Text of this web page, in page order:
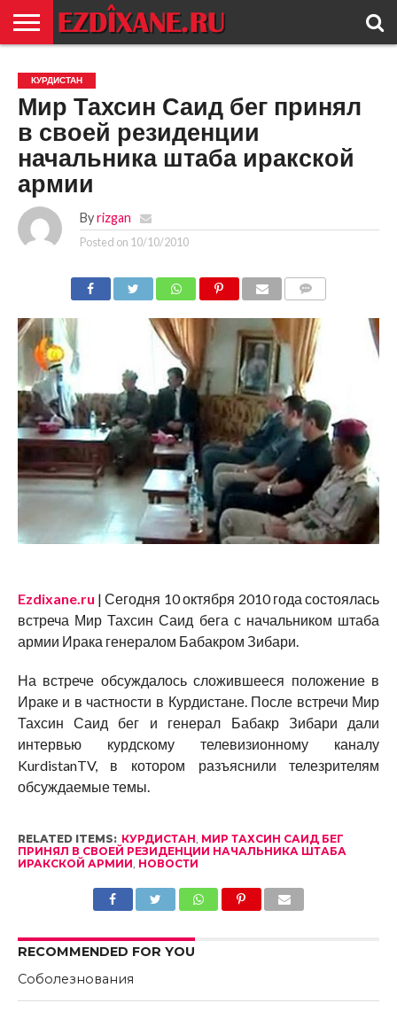
ЕЗИДИЗМ
НОВОСТИ
ИСТОРИЯ
КУЛЬТУРА
КОНТАКТ
КУРДИСТАН
Мир Тахсин Саид бег принял
в своей резиденции
начальника штаба иракской
армии
By rizgan
Posted on 10/10/2010
Ezdixane.ru | Сегодня 10 октября 2010 года состоялась
встреча Мир Тахсин Саид бега с начальником штаба
армии Ирака генералом Бабакром Зибари.
На встрече обсуждалось сложившееся положение в
Ираке и в частности в Курдистане. После встречи Мир
Тахсин Саид бег и генерал Бабакр Зибари дали
интервью курдскому телевизионному каналу
KurdistanTV, в котором разъяснили телезрителям
обсуждаемые темы.
RELATED ITEMS: КУРДИСТАН МИР ТАХСИН САИД БЕГ
ПРИНЯЛ В СВОЕЙ РЕЗИДЕНЦИИ НАЧАЛЬНИКА ШТАБА
ИРАКСКОЙ АРМИИ НОВОСТИ
RECOMMENDED FOR YOU
Соболезнования